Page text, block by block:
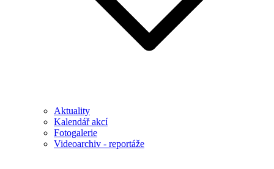
Aktuality
Kalendář akcí
Fotogalerie
Videoarchiv - reportáže